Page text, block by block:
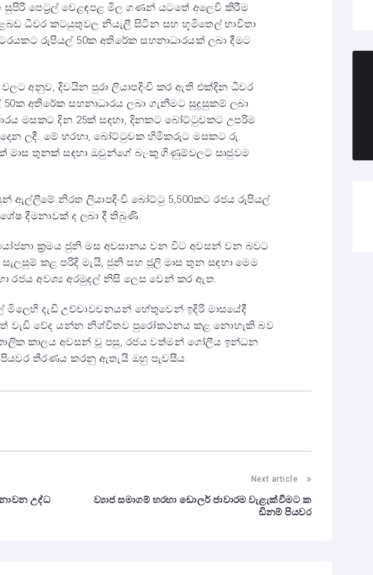
පෙට්‍රල් වෙළඳපළ මිල ගණන් යටතේ අලෙවි කිරීම
ධීවර කටයුතුවල නියැලී සිටින සහ භූමිතෙල් භාවිතා
රුපියල් 50ක අතිරේක සහනාධාරයක් ලබා දීමට
අනුව, දිවයින පුරා ලියාපදිංචි කර ඇති එක්දින ධීවර
අතිරේක සහනාධාරය ලබා ගැනීමට සුදුසුකම් ලබා
මසකට දින 25ක් සඳහා, දිනකට බෝට්ටුවකට උපරිම
ලදී. මේ හරහා, බෝට්ටුවක හිමිකරුට මසකට රු.
මාස තුනක් සඳහා ඔවුන්ගේ බැංකු ගිණුම්වලට සෘජුවම
ඇල්ලීමේ නිරත ලියාපදිංචි බෝට්ටු 5,500කට රජය රුපියල්
දීමනාවක් ද ලබා දී තිබුණි.
ක්‍රමය ජුනි මස අවසානය වන විට අවසන් වන බවට
කළ පරිදි මැයි, ජුනි සහ ජූලි මාස තුන සඳහා මෙම
රජය අවශ්‍ය අරමුදල් නිසි ලෙස වෙන් කර ඇත.
දැඩි උච්චාවචනයන් හේතුවෙන් ඉදිරි මාසයේදී
වැඩි වේද යන්න නිශ්චිතව පුරෝකථනය කළ නොහැකි බව
කාලය අවසන් වූ පසු, රජය වත්මන් ගෝලීය ඉන්ධන
තීරණය කරනු ඇතැයි ඔහු පැවසීය.
උද්ධ
Next article
ව්‍යාජ සමාගම් හරහා ඩොලර් ජාවාරම වැළැක්වීමට ක
ඩිනම් පියවර